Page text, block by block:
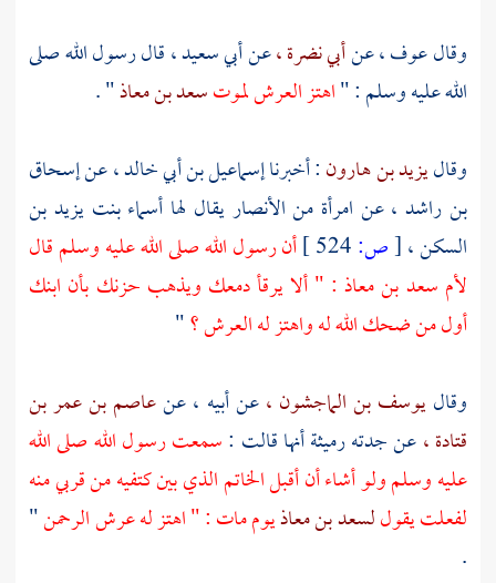
وقالعوف ،عنأبي نضرة ،عنأبي سعيد ،قال رسول الله صلى
الله عليه وسلم : "اهتز العرش لموتسعد بن معاذ" .
وقاليزيد بن هارون: أخبرناإسماعيل بن أبي خالد ،عنإسحاق
بن راشد ،عن امرأة منالأنصاريقال لها أسماء بنت يزيد بن
السكن ،[ص:
أن رسول الله صلى الله عليه وسلم قال
لأم سعد بن معاذ : " ألا يرقأ دمعك ويذهب حزنك بأن ابنك
أول من ضحك الله له واهتز له العرش ؟"
وقاليوسف بن الماجشون ،عن أبيه ، عنعاصم بن عمر بن
قتادة ،عن جدتهرميثةأنها قالت :سمعت رسول الله صلى الله
عليه وسلم ولو أشاء أن أقبل الخاتم الذي بين كتفيه من قربي منه
لفعلت يقوللسعد بن معاذيوم مات : " اهتز له عرش الرحمن"
.